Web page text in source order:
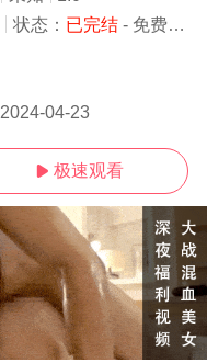
状态： 已完结- 免费在线观看
2024-04-23
 极速观看